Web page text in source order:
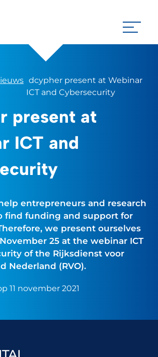
dcypher present at Webinar
ICT and Cybersecurity
present at
ICT and
entrepreneurs and research
find funding and support for
we present ourselves
25 at the webinar ICT
of the Rijksdienst voor
Nederland (RVO).
11 november 2021